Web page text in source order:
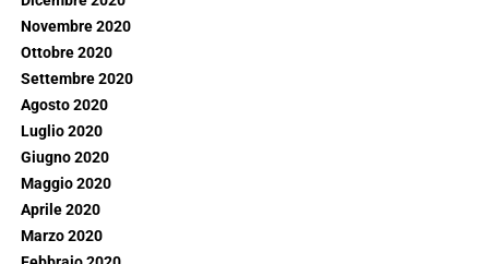
Novembre 2020
Ottobre 2020
Settembre 2020
Agosto 2020
Luglio 2020
Giugno 2020
Maggio 2020
Aprile 2020
Marzo 2020